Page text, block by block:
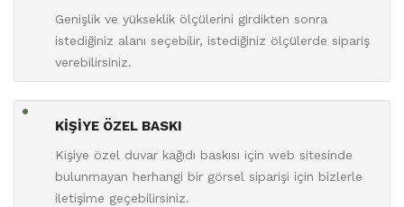
Genişlik ve yükseklik ölçülerini girdikten sonra
istediğiniz alanı seçebilir, istediğiniz ölçülerde sipariş
verebilirsiniz.
KİŞİYE ÖZEL BASKI
Kişiye özel duvar kağıdı baskısı için web sitesinde
bulunmayan herhangi bir görsel siparişi için bizlerle
iletişime geçebilirsiniz.